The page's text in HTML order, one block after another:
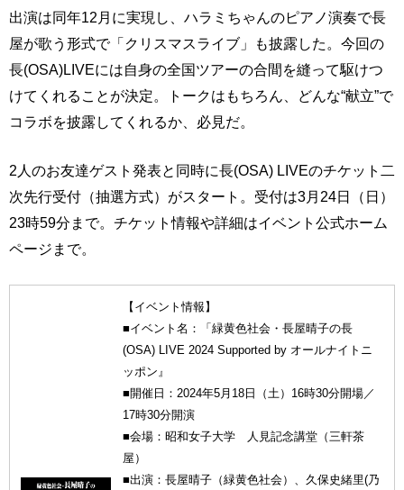
出演は同年12月に実現し、ハラミちゃんのピアノ演奏で長
屋が歌う形式で「クリスマスライブ」も披露した。今回の
長(OSA)LIVEには自身の全国ツアーの合間を縫って駆けつ
けてくれることが決定。トークはもちろん、どんな“献立”で
コラボを披露してくれるか、必見だ。
2人のお友達ゲスト発表と同時に長(OSA) LIVEのチケット二
次先行受付（抽選方式）がスタート。受付は3月24日（日）
23時59分まで。チケット情報や詳細はイベント公式ホーム
ページまで。
【イベント情報】
■イベント名：「緑黄色社会・長屋晴子の長
(OSA) LIVE 2024 Supported by オールナイトニ
ッポン』
■開催日：2024年5月18日（土）16時30分開場／
17時30分開演
■会場：昭和女子大学 人見記念講堂（三軒茶
屋）
■出演：長屋晴子（緑黄色社会）、久保史緒里(乃